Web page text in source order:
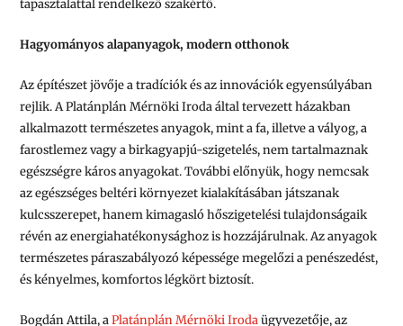
tapasztalattal rendelkező szakértő.
Hagyományos alapanyagok, modern otthonok
Az építészet jövője a tradíciók és az innovációk egyensúlyában
rejlik. A Platánplán Mérnöki Iroda által tervezett házakban
alkalmazott természetes anyagok, mint a fa, illetve a vályog, a
farostlemez vagy a birkagyapjú-szigetelés, nem tartalmaznak
egészségre káros anyagokat. További előnyük, hogy nemcsak
az egészséges beltéri környezet kialakításában játszanak
kulcsszerepet, hanem kimagasló hőszigetelési tulajdonságaik
révén az energiahatékonysághoz is hozzájárulnak. Az anyagok
természetes páraszabályozó képessége megelőzi a penészedést,
és kényelmes, komfortos légkört biztosít.
Bogdán Attila, aPlatánplán Mérnöki Irodaügyvezetője, az